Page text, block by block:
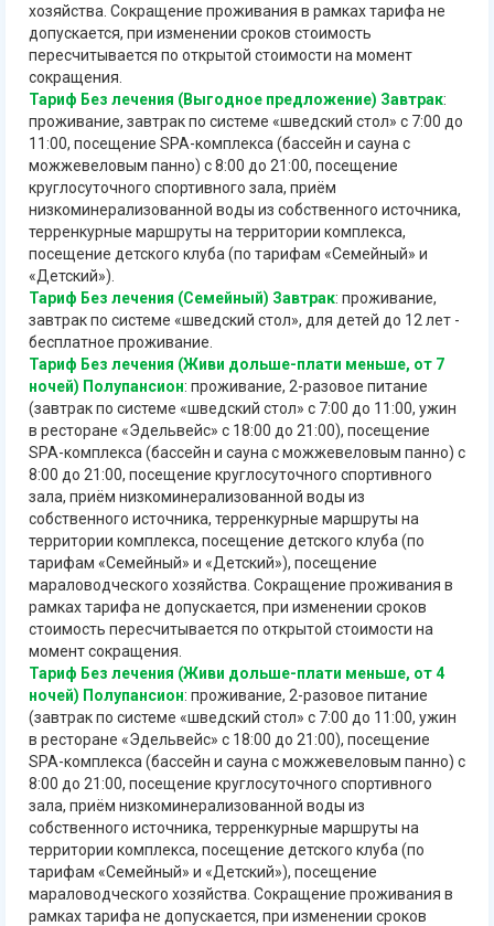
хозяйства. Сокращение проживания в рамках тарифа не
допускается, при изменении сроков стоимость
пересчитывается по открытой стоимости на момент
сокращения.
Тариф Без лечения (Выгодное предложение) Завтрак:
проживание, завтрак по системе «шведский стол» с 7:00 до
11:00, посещение SPA-комплекса (бассейн и сауна с
можжевеловым панно) с 8:00 до 21:00, посещение
круглосуточного спортивного зала, приём
низкоминерализованной воды из собственного источника,
терренкурные маршруты на территории комплекса,
посещение детского клуба (по тарифам «Семейный» и
«Детский»).
Тариф Без лечения (Семейный) Завтрак: проживание,
завтрак по системе «шведский стол», для детей до 12 лет -
бесплатное проживание.
Тариф Без лечения (Живи дольше-плати меньше, от 7
ночей) Полупансион: проживание, 2-разовое питание
(завтрак по системе «шведский стол» с 7:00 до 11:00, ужин
в ресторане «Эдельвейс» с 18:00 до 21:00), посещение
SPA-комплекса (бассейн и сауна с можжевеловым панно) с
8:00 до 21:00, посещение круглосуточного спортивного
зала, приём низкоминерализованной воды из
собственного источника, терренкурные маршруты на
территории комплекса, посещение детского клуба (по
тарифам «Семейный» и «Детский»), посещение
мараловодческого хозяйства. Сокращение проживания в
рамках тарифа не допускается, при изменении сроков
стоимость пересчитывается по открытой стоимости на
момент сокращения.
Тариф Без лечения (Живи дольше-плати меньше, от 4
ночей) Полупансион: проживание, 2-разовое питание
(завтрак по системе «шведский стол» с 7:00 до 11:00, ужин
в ресторане «Эдельвейс» с 18:00 до 21:00), посещение
SPA-комплекса (бассейн и сауна с можжевеловым панно) с
8:00 до 21:00, посещение круглосуточного спортивного
зала, приём низкоминерализованной воды из
собственного источника, терренкурные маршруты на
территории комплекса, посещение детского клуба (по
тарифам «Семейный» и «Детский»), посещение
мараловодческого хозяйства. Сокращение проживания в
рамках тарифа не допускается, при изменении сроков